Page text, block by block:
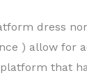
dress
) allow for
that